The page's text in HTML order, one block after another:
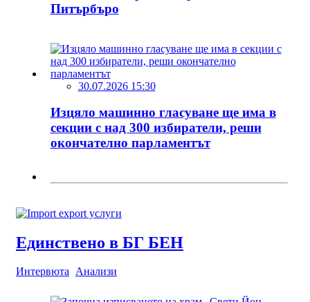
Питърбъро
30.07.2026 15:30
Изцяло машинно гласуване ще има в
секции с над 300 избиратели, реши
окончателно парламентът
Единствено в БГ БЕН
Интервюта Анализи